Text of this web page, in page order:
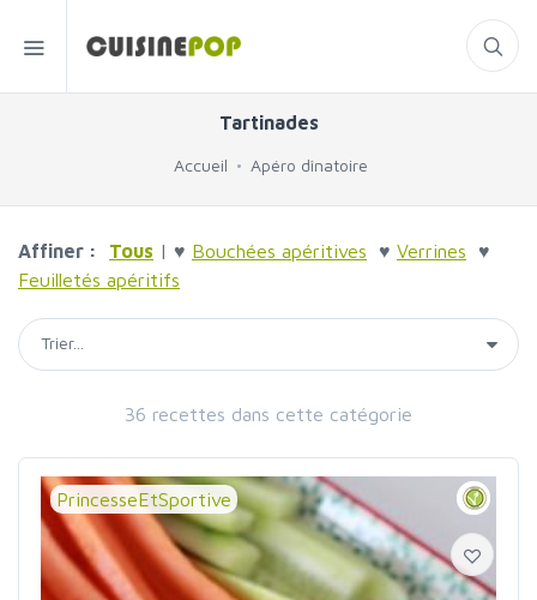
Tartinades
Accueil Apéro dînatoire
Affiner : Tous | ♥ Bouchées apéritives ♥ Verrines ♥
Feuilletés apéritifs
36 recettes dans cette catégorie
PrincesseEtSportive